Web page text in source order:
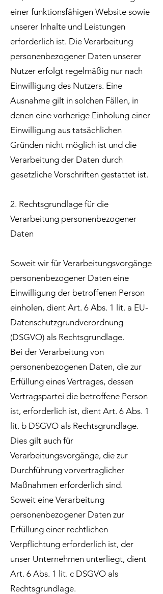
einer funktionsfähigen Website sowie
unserer Inhalte und Leistungen
erforderlich ist. Die Verarbeitung
personenbezogener Daten unserer
Nutzer erfolgt regelmäßig nur nach
Einwilligung des Nutzers. Eine
Ausnahme gilt in solchen Fällen, in
denen eine vorherige Einholung einer
Einwilligung aus tatsächlichen
Gründen nicht möglich ist und die
Verarbeitung der Daten durch
gesetzliche Vorschriften gestattet ist.
2. Rechtsgrundlage für die
Verarbeitung personenbezogener
Daten
Soweit wir für Verarbeitungsvorgänge
personenbezogener Daten eine
Einwilligung der betroffenen Person
einholen, dient Art. 6 Abs. 1 lit. a EU-
Datenschutzgrundverordnung
(DSGVO) als Rechtsgrundlage.
Bei der Verarbeitung von
personenbezogenen Daten, die zur
Erfüllung eines Vertrages, dessen
Vertragspartei die betroffene Person
ist, erforderlich ist, dient Art. 6 Abs. 1
lit. b DSGVO als Rechtsgrundlage.
Dies gilt auch für
Verarbeitungsvorgänge, die zur
Durchführung vorvertraglicher
Maßnahmen erforderlich sind.
Soweit eine Verarbeitung
personenbezogener Daten zur
Erfüllung einer rechtlichen
Verpflichtung erforderlich ist, der
unser Unternehmen unterliegt, dient
Art. 6 Abs. 1 lit. c DSGVO als
Rechtsgrundlage.